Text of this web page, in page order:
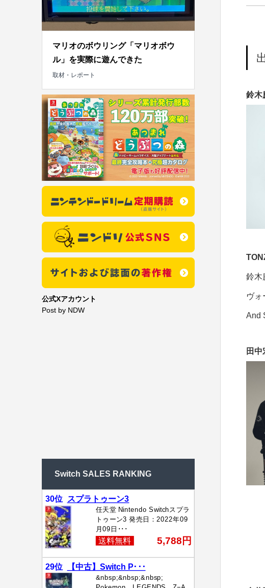
鈴木
鈴木
ヴ
And
田中
マリオのボウリング「マリオボウ
ル」を実際に遊んできた
取材・レポート
公式Xアカウント
Post by NDW
Switch SALES RANKING